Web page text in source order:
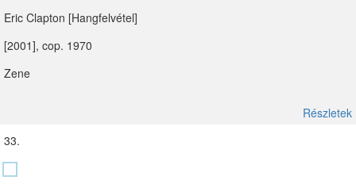
Eric Clapton [Hangfelvétel]
[2001], cop. 1970
Zene
Részletek
33.